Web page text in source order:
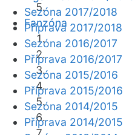
Fanzóna
Sezóna 2017/2018
Příprava 2017/2018
Sezóna 2016/2017
Příprava 2016/2017
Sezóna 2015/2016
Příprava 2015/2016
Sezóna 2014/2015
Příprava 2014/2015